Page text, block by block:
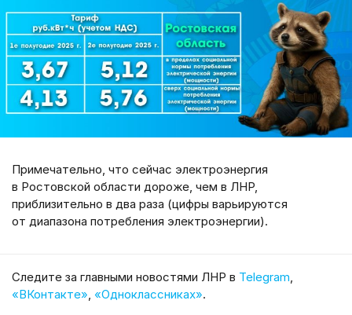
Примечательно, что сейчас электроэнергия
в Ростовской области дороже, чем в ЛНР,
приблизительно в два раза (цифры варьируются
от диапазона потребления электроэнергии).
Cледите за главными новостями ЛНР в Telegram,
«ВКонтакте», «Одноклассниках».